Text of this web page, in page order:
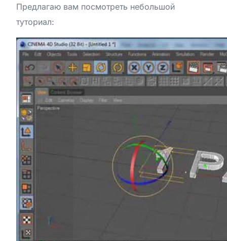
Предлагаю вам посмотреть небольшой
туториал: